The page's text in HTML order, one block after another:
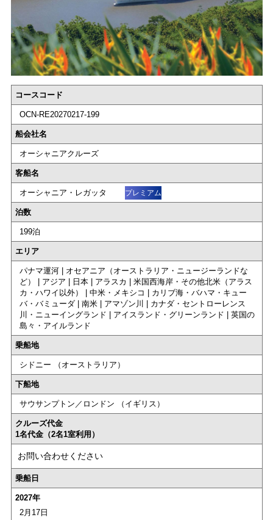
コースコード
OCN-RE20270217-199
船会社名
オーシャニアクルーズ
客船名
オーシャニア・レガッタ プレミアム
泊数
199泊
エリア
パナマ運河 | オセアニア（オーストラリア・ニュージーランドな
ど） | アジア | 日本 | アラスカ | 米国西海岸・その他北米（アラス
カ・ハワイ以外） | 中米・メキシコ | カリブ海・バハマ・キュー
バ・バミューダ | 南米 | アマゾン川 | カナダ・セントローレンス
川・ニューイングランド | アイスランド・グリーンランド | 英国の
島々・アイルランド
乗船地
シドニー （オーストラリア）
下船地
サウサンプトン／ロンドン （イギリス）
クルーズ代金
1名代金（2名1室利用）
お問い合わせください
乗船日
2027年
2月17日